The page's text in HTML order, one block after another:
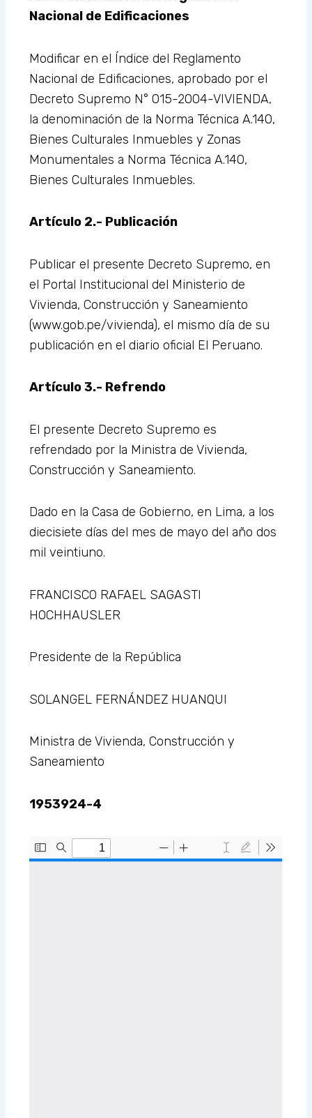
Nacional de Edificaciones
Modificar en el Índice del Reglamento
Nacional de Edificaciones, aprobado por el
Decreto Supremo N° 015-2004-VIVIENDA,
la denominación de la Norma Técnica A.140,
Bienes Culturales Inmuebles y Zonas
Monumentales a Norma Técnica A.140,
Bienes Culturales Inmuebles.
Artículo 2.- Publicación
Publicar el presente Decreto Supremo, en
el Portal Institucional del Ministerio de
Vivienda, Construcción y Saneamiento
(www.gob.pe/vivienda), el mismo día de su
publicación en el diario oficial El Peruano.
Artículo 3.- Refrendo
El presente Decreto Supremo es
refrendado por la Ministra de Vivienda,
Construcción y Saneamiento.
Dado en la Casa de Gobierno, en Lima, a los
diecisiete días del mes de mayo del año dos
mil veintiuno.
FRANCISCO RAFAEL SAGASTI
HOCHHAUSLER
Presidente de la República
SOLANGEL FERNÁNDEZ HUANQUI
Ministra de Vivienda, Construcción y
Saneamiento
1953924-4